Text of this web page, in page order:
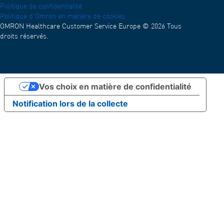
Politique de confidentialité
Politique d'Omron en matière de cookies
OMRON Healthcare Customer Service Europe © 2026 Tous
droits réservés.
Notification lors de la collecte
Vos choix en matière de confidentialité